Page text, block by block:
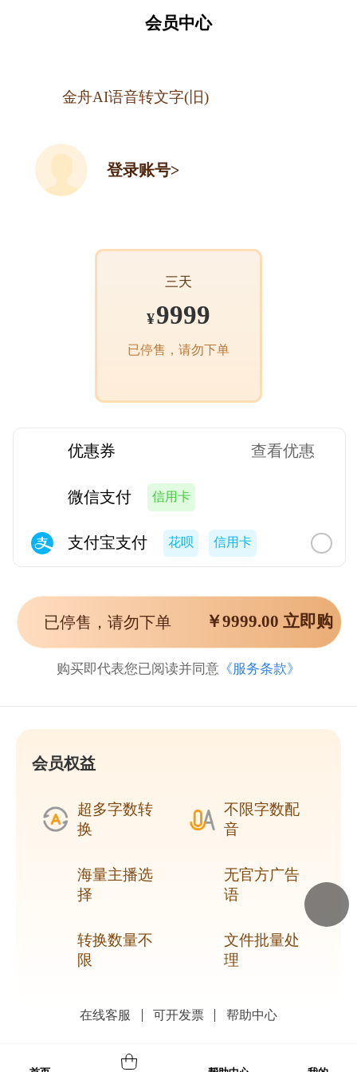
会员中心
金舟AI语音转文字(旧)
登录账号>
三天
¥9999
已停售，请勿下单
优惠券 查看优惠
微信支付 信用卡
支付宝支付 花呗 信用卡
已停售，请勿下单 ￥9999.00 立即购
买
购买即代表您已阅读并同意 《服务条款》
会员权益
超多字数转
换
不限字数配
音
海量主播选
择
无官方广告
语
转换数量不
限
文件批量处
理
在线客服 可开发票 帮助中心